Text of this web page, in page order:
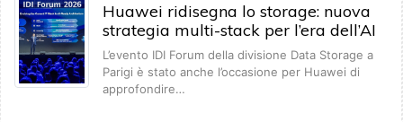
Huawei ridisegna lo storage: nuova
strategia multi-stack per l’era dell’AI
L’evento IDI Forum della divisione Data Storage a
Parigi è stato anche l’occasione per Huawei di
approfondire…